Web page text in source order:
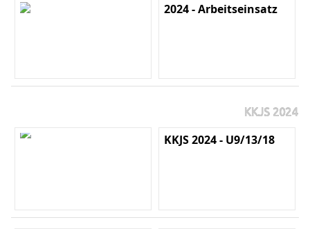
2024 - Arbeitseinsatz
KKJS 2024
KKJS 2024 - U9/13/18